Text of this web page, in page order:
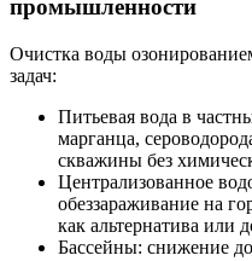
промышленности
Очистка воды
задач:
Питьевая вода в
марганца,
скважины без
Централизованное
обеззараживание на
как альтернатива или
Бассейны: снижение